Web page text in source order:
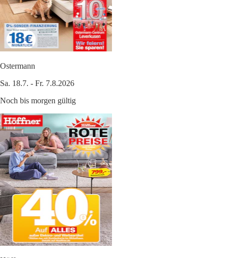
Ostermann
Sa. 18.7. - Fr. 7.8.2026
Noch bis morgen gültig